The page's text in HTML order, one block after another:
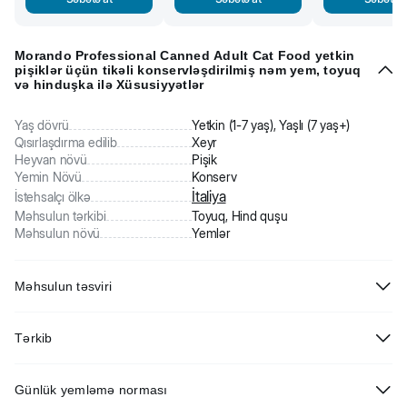
Morando Professional Canned Adult Cat Food yetkin
pişiklər üçün tikəli konservləşdirilmiş nəm yem, toyuq
və hinduşka ilə Xüsusiyyətlər
Yaş dövrü
Yetkin (1-7 yaş), Yaşlı (7 yaş+)
Qısırlaşdırma edilib
Xeyr
Heyvan növü
Pişik
Yemin Növü
Konserv
İstehsalçı ölkə
İtaliya
Məhsulun tərkibi
Toyuq, Hind quşu
Məhsulun növü
Yemlər
Məhsulun təsviri
toyuq və hinduşka ilə tikəli konservləşdirilmiş nəm yem
formulu deyil, brend həmçinin inqrediyentlərin seçimində və qida
Tərkib
hinduşka 5%), taxıllar, minerallar.
Günlük yemləmə norması